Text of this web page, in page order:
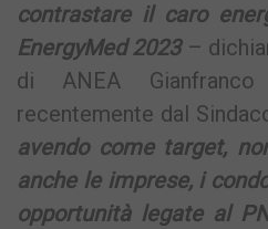
contrastare il caro
EnergyMed 2023–
di ANEA Gianfranco
recentemente dal
avendo come target,
anche le imprese, i
opportunità legate al